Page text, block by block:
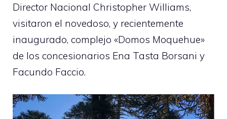
Director Nacional Christopher Williams,
visitaron el novedoso, y recientemente
inaugurado, complejo «Domos Moquehue»
de los concesionarios Ena Tasta Borsani y
Facundo Faccio.